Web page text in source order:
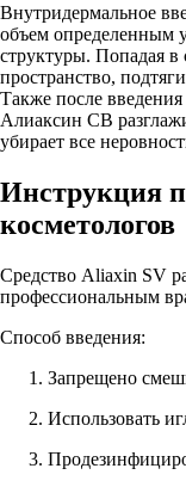
Внутридермальное
объем определенным
структуры. Попадая в
пространство,
Также после
Алиаксин СВ
убирает все
Инструкция
косметологов
Средство Aliaxin SV
профессиональным
Способ введения:
Запрещено
Использовать